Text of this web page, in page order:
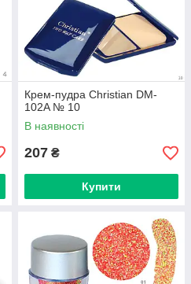
Крем-пудра Christian DM-
102A № 10
В наявності
207 ₴
Купити